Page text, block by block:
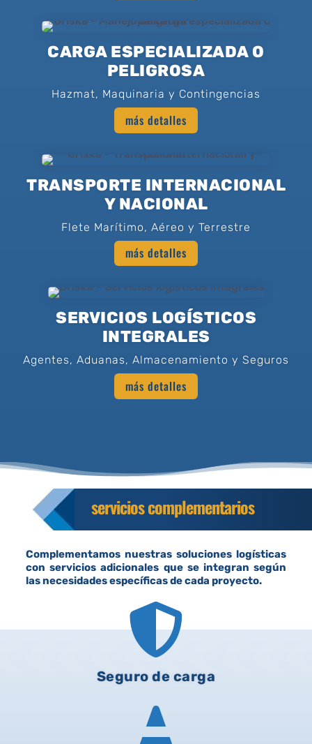
CARGA ESPECIALIZADA O
PELIGROSA
Hazmat, Maquinaria y Contingencias
más detalles
TRANSPORTE INTERNACIONAL
Y NACIONAL
Flete Marítimo, Aéreo y Terrestre
más detalles
SERVICIOS LOGÍSTICOS
INTEGRALES
Agentes, Aduanas, Almacenamiento y Seguros
más detalles
servicios complementarios
Complementamos nuestras soluciones logísticas
con servicios adicionales que se integran según
las necesidades específicas de cada proyecto.

Seguro de carga